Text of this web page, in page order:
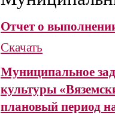
Отчет о
Скачать
Муниципальное
культуры
плановый период